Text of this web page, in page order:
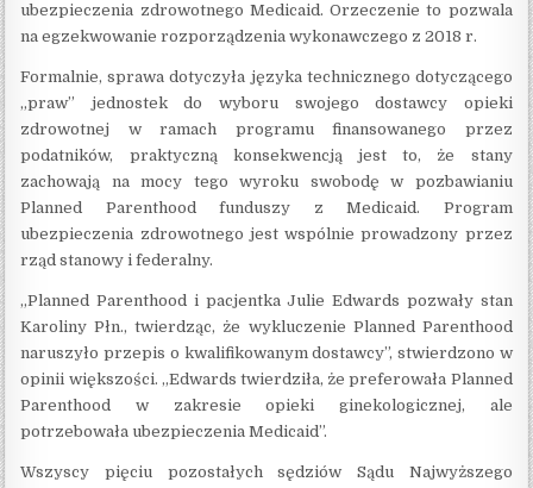
ubezpieczenia zdrowotnego Medicaid. Orzeczenie to pozwala
na egzekwowanie rozporządzenia wykonawczego z 2018 r.
Formalnie, sprawa dotyczyła języka technicznego dotyczącego
„praw” jednostek do wyboru swojego dostawcy opieki
zdrowotnej w ramach programu finansowanego przez
podatników, praktyczną konsekwencją jest to, że stany
zachowają na mocy tego wyroku swobodę w pozbawianiu
Planned Parenthood funduszy z Medicaid. Program
ubezpieczenia zdrowotnego jest wspólnie prowadzony przez
rząd stanowy i federalny.
„Planned Parenthood i pacjentka Julie Edwards pozwały stan
Karoliny Płn., twierdząc, że wykluczenie Planned Parenthood
naruszyło przepis o kwalifikowanym dostawcy”, stwierdzono w
opinii większości. „Edwards twierdziła, że ​​preferowała Planned
Parenthood w zakresie opieki ginekologicznej, ale
potrzebowała ubezpieczenia Medicaid”.
Wszyscy pięciu pozostałych sędziów Sądu Najwyższego